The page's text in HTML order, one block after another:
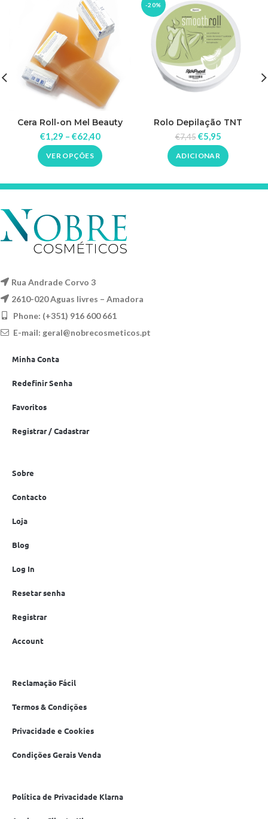
Cera Roll-on Mel Beauty
Image
€1,29 – €62,40
VER OPÇÕES
-20%
Rolo Depilação TNT
80grs/m2
€7,45 €5,95
ADICIONAR
Rua Andrade Corvo 3
2610-020 Aguas livres – Amadora
Phone: (+351) 916 600 661
E-mail: geral@nobrecosmeticos.pt
Minha Conta
Redefinir Senha
Favoritos
Registrar / Cadastrar
Sobre
Contacto
Loja
Blog
Log In
Resetar senha
Registrar
Account
Reclamação Fácil
Termos & Condições
Privacidade e Cookies
Condições Gerais Venda
Política de Privacidade Klarna